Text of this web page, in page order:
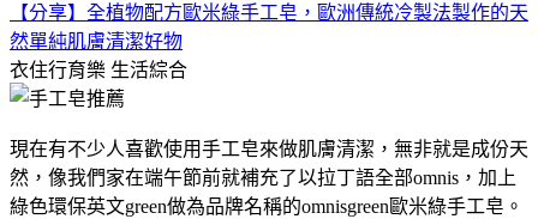
【分享】全植物配方歐米綠手工皂，歐洲傳統冷製法製作的天
然單純肌膚清潔好物
衣住行育樂 生活綜合
現在有不少人喜歡使用手工皂來做肌膚清潔，無非就是成份天
然，像我們家在端午節前就補充了以拉丁語全部omnis，加上
綠色環保英文green做為品牌名稱的omnisgreen歐米綠手工皂。